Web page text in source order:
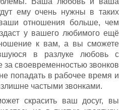
ему очень нужны в таких
отношения больше, чем
у вашего любимого ещё
к вам, а вы сможете
в разлуке любовь с
за своевременностью звонков
попадать в рабочее время и
частыми звонками.
скрасить ваш досуг, вы